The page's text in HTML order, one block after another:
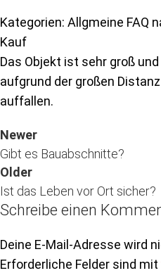
Kategorien: Allgmeine FAQ
Kauf
Das Objekt ist sehr groß
aufgrund der großen
auffallen.
Newer
Gibt es Bauabschnitte?
Older
Ist das Leben vor Ort sicher?
Schreibe einen
Deine E-Mail-Adresse wird
Erforderliche Felder sind mit